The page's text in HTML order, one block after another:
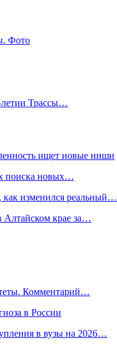
Фото
летии Трассы…
ищет новые ниши
поиска новых…
изменился реальный…
Алтайском крае за…
Комментарий…
в России
в вузы на 2026…